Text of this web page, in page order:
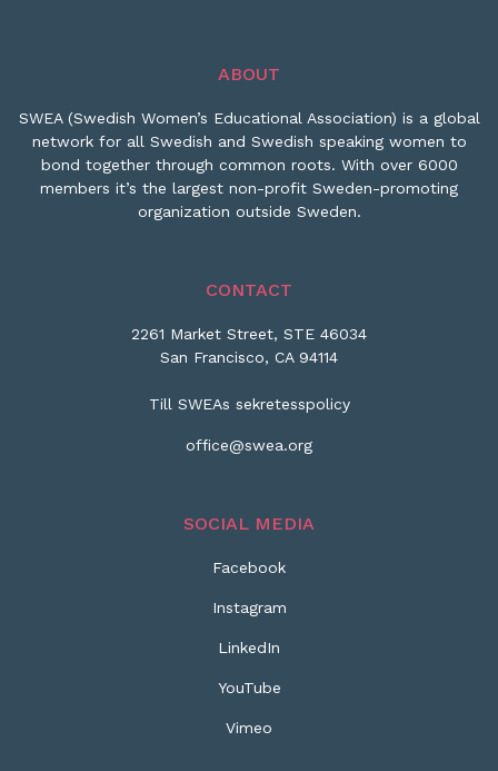
ABOUT
SWEA (Swedish Women’s Educational Association) is a global
network for all Swedish and Swedish speaking women to
bond together through common roots. With over 6000
members it’s the largest non-profit Sweden-promoting
organization outside Sweden.
CONTACT
2261 Market Street, STE 46034
San Francisco, CA 94114
Till SWEAs sekretesspolicy
office@swea.org
SOCIAL MEDIA
Facebook
Instagram
LinkedIn
YouTube
Vimeo